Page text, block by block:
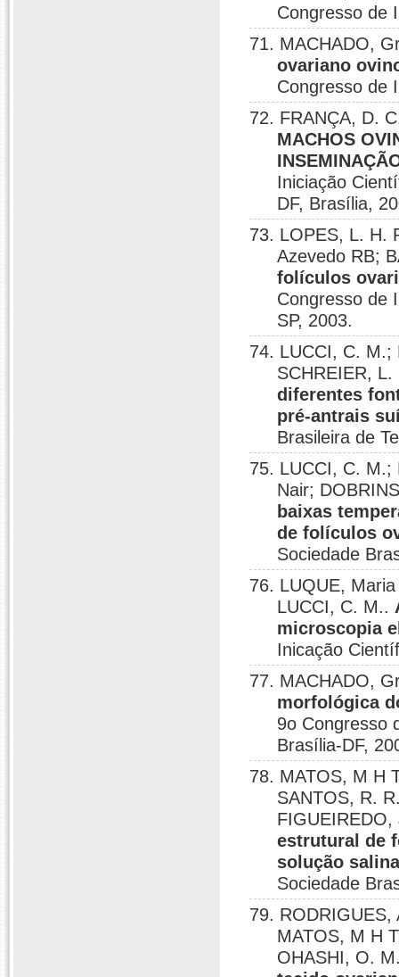
Congresso de
71. MACHADO,
ovariano
Congresso de
72. FRANÇA, D.
MACHOS
Iniciação
DF, Brasília,
73. LOPES, L. H.
Azevedo RB;
folículos
Congresso de
SP, 2003.
74. LUCCI, C. M.;
SCHREIER,
diferentes
pré-antrais
Brasileira de
75. LUCCI, C. M.;
Nair;
baixas
de folículos
Sociedade
76. LUQUE,
LUCCI, C. M..
microscopia
Inicação
77. MACHADO,
morfológica
9o Congresso
Brasília-DF,
78. MATOS, M H
SANTOS, R.
estrutural de
solução
Sociedade
79. RODRIGUES,
MATOS, M H
OHASHI, O.